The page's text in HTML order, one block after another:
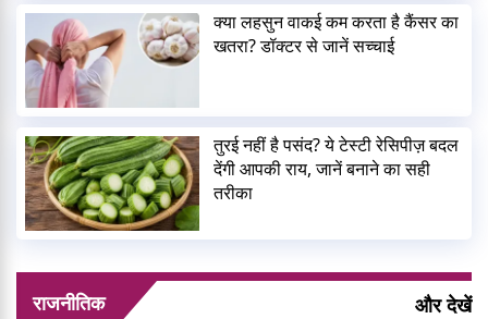
क्या लहसुन वाकई कम करता है कैंसर का
खतरा? डॉक्टर से जानें सच्चाई
तुरई नहीं है पसंद? ये टेस्टी रेसिपीज़ बदल
देंगी आपकी राय, जानें बनाने का सही
तरीका
राजनीतिक और देखें